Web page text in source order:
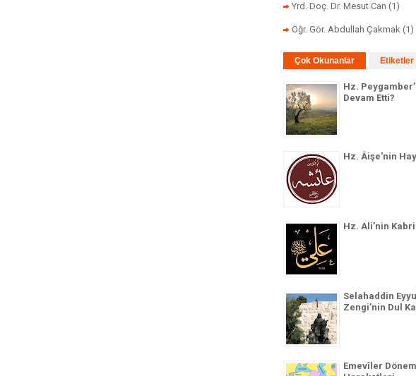
Yrd. Doç. Dr. Mesut Can (1)
Öğr. Gör. Abdullah Çakmak (1)
Çok Okunanlar Etiketler
Hz.
Devam Etti?
Hz. Âişe'nin
Hz. Ali’nin
Selahaddin
Zengi’nin Dul
Emevîler